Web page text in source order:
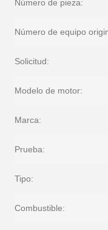
Número de pieza:
Número de equipo
Solicitud:
Modelo de motor:
Marca:
Prueba:
Tipo:
Combustible: